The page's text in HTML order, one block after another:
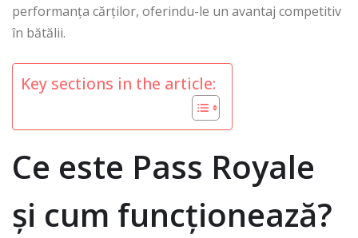
performanța cărților, oferindu-le un avantaj competitiv
în bătălii.
Key sections in the article:
Ce este Pass Royale
și cum funcționează?